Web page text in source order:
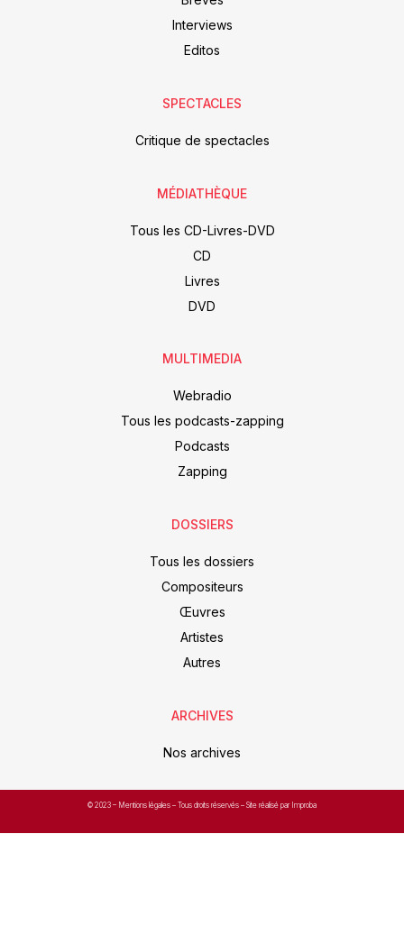
Interviews
Editos
SPECTACLES
Critique de spectacles
MÉDIATHÈQUE
Tous les CD-Livres-DVD
CD
Livres
DVD
MULTIMEDIA
Webradio
Tous les podcasts-zapping
Podcasts
Zapping
DOSSIERS
Tous les dossiers
Compositeurs
Œuvres
Artistes
Autres
ARCHIVES
Nos archives
© 2023 – Mentions légales – Tous droits réservés – Site réalisé par Improba